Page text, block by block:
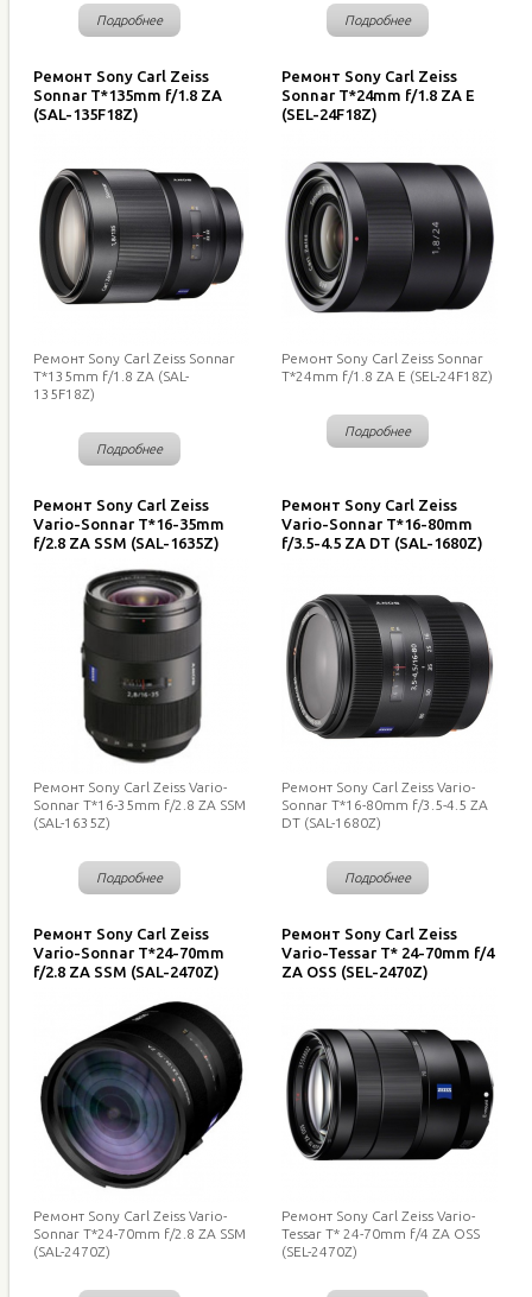
Подробнее Подробнее
Ремонт Sony Carl Zeiss
Sonnar T*135mm f/1.8 ZA
(SAL-135F18Z)
Ремонт Sony Carl Zeiss Sonnar
T*135mm f/1.8 ZA (SAL-
135F18Z)
Подробнее
Ремонт Sony Carl Zeiss
Sonnar T*24mm f/1.8 ZA E
(SEL-24F18Z)
Ремонт Sony Carl Zeiss Sonnar
T*24mm f/1.8 ZA E (SEL-24F18Z)
Подробнее
Ремонт Sony Carl Zeiss
Vario-Sonnar T*16-35mm
f/2.8 ZA SSM (SAL-1635Z)
Ремонт Sony Carl Zeiss Vario-
Sonnar T*16-35mm f/2.8 ZA SSM
(SAL-1635Z)
Подробнее
Ремонт Sony Carl Zeiss
Vario-Sonnar T*16-80mm
f/3.5-4.5 ZA DT (SAL-1680Z)
Ремонт Sony Carl Zeiss Vario-
Sonnar T*16-80mm f/3.5-4.5 ZA
DT (SAL-1680Z)
Подробнее
Ремонт Sony Carl Zeiss
Vario-Sonnar T*24-70mm
f/2.8 ZA SSM (SAL-2470Z)
Ремонт Sony Carl Zeiss Vario-
Sonnar T*24-70mm f/2.8 ZA SSM
(SAL-2470Z)
Ремонт Sony Carl Zeiss
Vario-Tessar T* 24-70mm f/4
ZA OSS (SEL-2470Z)
Ремонт Sony Carl Zeiss Vario-
Tessar T* 24-70mm f/4 ZA OSS
(SEL-2470Z)